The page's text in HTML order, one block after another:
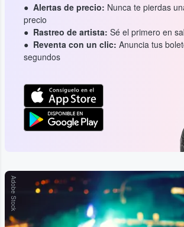
Alertas de precio: Nunca te pierdas
precio
Rastreo de artista: Sé el primero en
Reventa con un clic: Anuncia tus
segundos
Adobe Stock